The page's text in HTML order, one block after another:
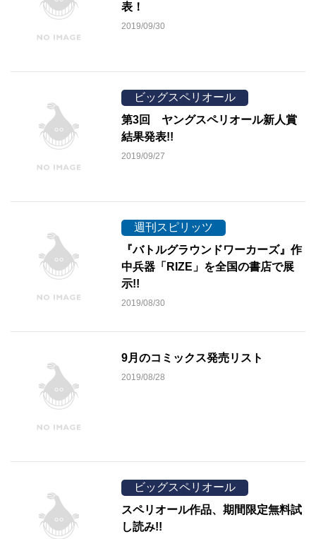
表！
2019/09/30
ビッグスペリオール
第3回 ヤングスペリオール新人賞
結果発表!!
2019/09/27
週刊スピリッツ
『バトルグラウンドワーカーズ』作
中兵器「RIZE」を全国の書店で展
示!!
2019/08/30
9月のコミックス発売リスト
2019/08/28
ビッグスペリオール
スペリオール作品、期間限定無料試
し読み!!